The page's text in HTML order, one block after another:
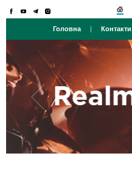
Головна | Контакти